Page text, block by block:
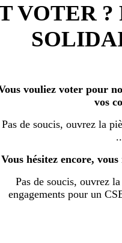
VOTER ?
vouliez voter pour
vos
Pas de soucis, ouvrez la
Vous hésitez encore,
Pas de soucis, ouvrez
engagements pour un